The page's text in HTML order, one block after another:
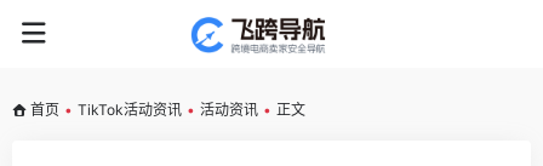
首页 • TikTok活动资讯 • 活动资讯 • 正文